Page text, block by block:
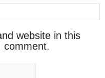
website in this
comment.